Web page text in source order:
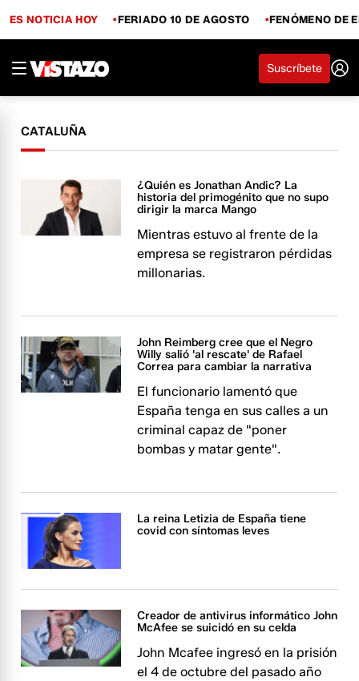
ES NOTICIA HOY FERIADO 10 DE AGOSTO FENÓMENO DE
Suscríbete
CATALUÑA
¿Quién es Jonathan Andic? La
historia del primogénito que no supo
dirigir la marca Mango
Mientras estuvo al frente de la
empresa se registraron pérdidas
millonarias.
John Reimberg cree que el Negro
Willy salió 'al rescate' de Rafael
Correa para cambiar la narrativa
El funcionario lamentó que
España tenga en sus calles a un
criminal capaz de "poner
bombas y matar gente".
La reina Letizia de España tiene
covid con síntomas leves
Creador de antivirus informático John
McAfee se suicidó en su celda
John Mcafee ingresó en la prisión
el 4 de octubre del pasado año